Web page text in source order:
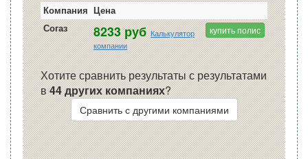
Компания Цена
Согаз
8233 руб Калькулятор
компании
купить полис
Хотите сравнить результаты с результатами
в44 других компаниях?
Сравнить с другими компаниями